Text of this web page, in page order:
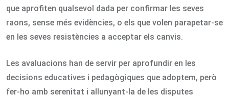
que aprofiten qualsevol dada per confirmar les seves
raons, sense més evidències, o els que volen parapetar-se
en les seves resistències a acceptar els canvis.
Les avaluacions han de servir per aprofundir en les
decisions educatives i pedagògiques que adoptem, però
fer-ho amb serenitat i allunyant-la de les disputes